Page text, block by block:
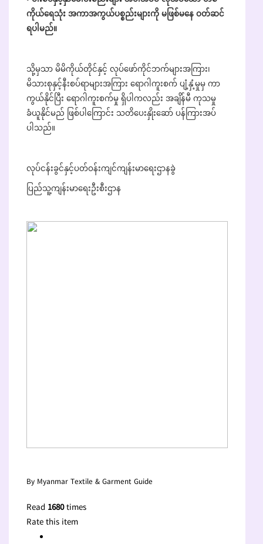
ကိုယ်ရေသုံး အကာအကွယ်ပစ္စည်းများကို မဖြစ်မနေ ဝတ်ဆင်
ရပါမည်။
သို့မှသာ မိမိကိုယ်တိုင်နှင့် လုပ်ဖော်ကိုင်ဘက်များအကြား၊
မိသားစုနှင့်နီးစပ်ရာများအကြား ရောဂါကူးစက် ပျံ့နှံ့မှုမှ ကာ
ကွယ်နိုင်ပြီး ရောဂါကူးစက်မှု ရှိပါကလည်း အချိန်မီ ကုသမှု
ခံယူနိုင်မည် ဖြစ်ပါကြောင်း သတိပေးနှိုးဆော် ပန်ကြားအပ်
ပါသည်။
လုပ်ငန်းခွင်နှင့်ပတ်ဝန်းကျင်ကျန်းမာရေးဌာနခွဲ
ပြည်သူ့ကျန်းမာရေးဦးစီးဌာန
By Myanmar Textile & Garment Guide
Read 1680times
Rate this item